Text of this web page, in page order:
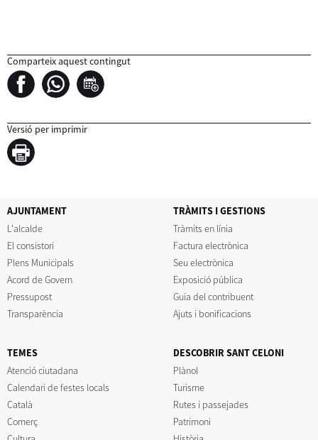
Comparteix aquest contingut
Versió per imprimir
AJUNTAMENT
L'alcalde
El consistori
Plens Municipals
Acord de Govern
Pressupost
Transparència
TRÀMITS I GESTIONS
Tràmits en línia
Factura electrònica
Seu electrònica
Exposició pública
Guia del contribuent
Ajuts i bonificacions
TEMES
Atenció ciutadana
Calendari de festes locals
Català
Comerç
DESCOBRIR SANT CELONI
Plànol
Turisme
Rutes i passejades
Patrimoni